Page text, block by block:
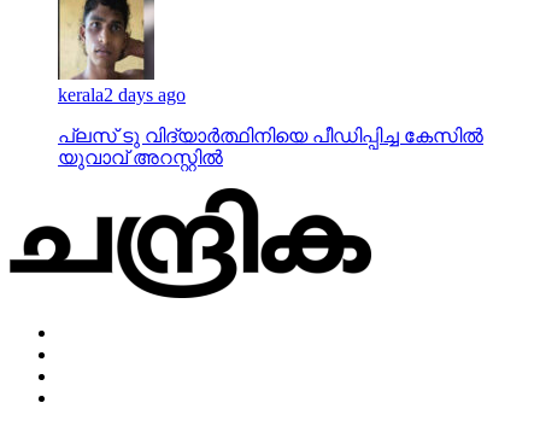
kerala2 days ago
പ്ലസ് ടു വിദ്യാര്‍ത്ഥിനിയെ പീഡിപ്പിച്ച കേസില്‍
യുവാവ് അറസ്റ്റില്‍